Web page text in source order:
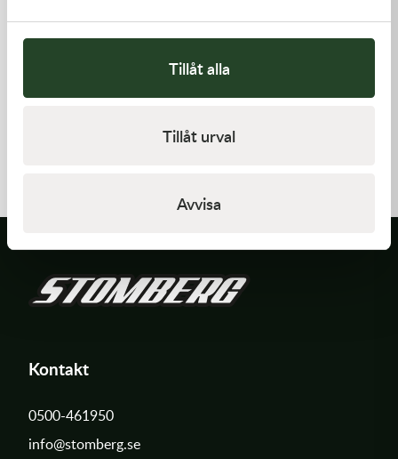
Tillåt alla
Tillåt urval
Avvisa
Kawasaki
GASKET,GENERATOR COVE
Kontakt
0500-461950
info@stomberg.se